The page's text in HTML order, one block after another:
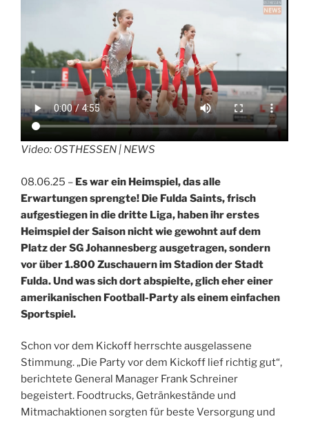
Video: OSTHESSEN | NEWS
08.06.25 – Es war ein Heimspiel, das alle
Erwartungen sprengte! Die Fulda Saints, frisch
aufgestiegen in die dritte Liga, haben ihr erstes
Heimspiel der Saison nicht wie gewohnt auf dem
Platz der SG Johannesberg ausgetragen, sondern
vor über 1.800 Zuschauern im Stadion der Stadt
Fulda. Und was sich dort abspielte, glich eher einer
amerikanischen Football-Party als einem einfachen
Sportspiel.
Schon vor dem Kickoff herrschte ausgelassene
Stimmung. „Die Party vor dem Kickoff lief richtig gut“,
berichtete General Manager Frank Schreiner
begeistert. Foodtrucks, Getränkestände und
Mitmachaktionen sorgten für beste Versorgung und